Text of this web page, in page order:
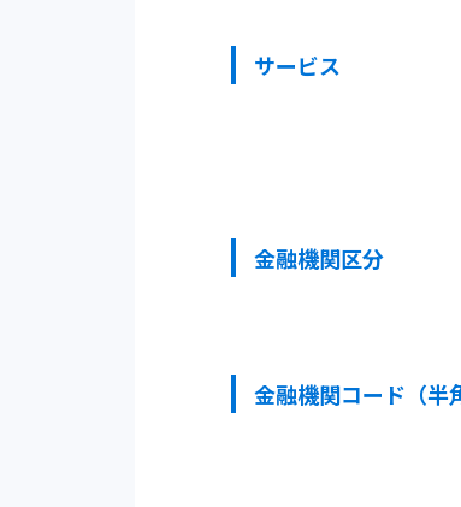
サービス
金融機関区分
金融機関コード（半